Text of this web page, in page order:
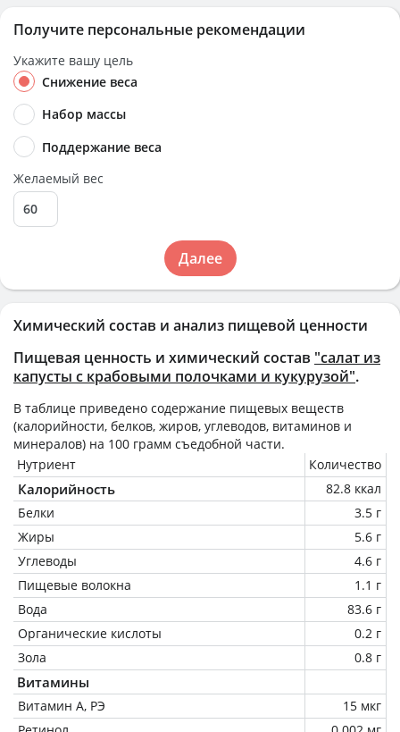
Химический состав и анализ пищевой ценности
Пищевая ценность и химический состав "салат из
капусты с крабовыми полочками и кукурузой".
В таблице приведено содержание пищевых веществ
(калорийности, белков, жиров, углеводов, витаминов и
минералов) на 100 грамм съедобной части.
Нутриент
Количество
Калорийность
82.8 ккал
Белки
3.5 г
Жиры
5.6 г
Углеводы
4.6 г
Пищевые волокна
1.1 г
Вода
83.6 г
Органические кислоты
0.2 г
Зола
0.8 г
Витамины
Витамин А, РЭ
15 мкг
Получите персональные рекомендации
Укажите вашу цель
Снижение веса
Набор массы
Поддержание веса
Желаемый вес
Далее